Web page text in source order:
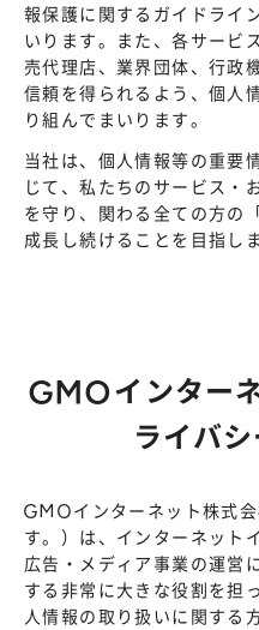
地域採用
障がい者採用
キャリア/アルバイト採用
新卒採用
報保護に関するガイドライ
いります。また、各サービ
売代理店、業界団体、行政
信頼を得られるよう、個人
り組んでまいります。
当社は、個人情報等の重要
じて、私たちのサービス・
を守り、関わる全ての方の
成長し続けることを目指し
GMOインター
ライバ
GMOインターネット株式
す。）は、インターネット
広告・メディア事業の運営
する非常に大きな役割を担
人情報の取り扱いに関する